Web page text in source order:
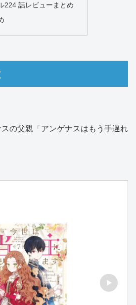
224 話レビューまとめ
の父親「アンゲナスはもう手遅れ